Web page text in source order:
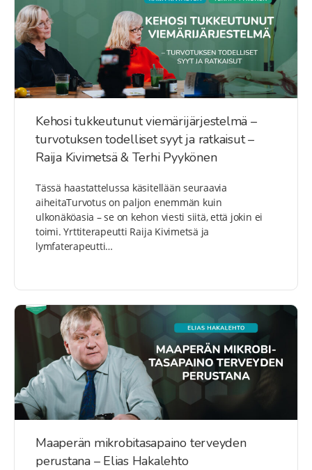
Kehosi tukkeutunut viemärijärjestelmä –
turvotuksen todelliset syyt ja ratkaisut –
Raija Kivimetsä & Terhi Pyykönen
Tässä haastattelussa käsitellään seuraavia
aiheitaTurvotus on paljon enemmän kuin
ulkonäköasia – se on kehon viesti siitä, että jokin ei
toimi. Yrttiterapeutti Raija Kivimetsä ja
lymfaterapeutti…
Maaperän mikrobitasapaino terveyden
perustana – Elias Hakalehto